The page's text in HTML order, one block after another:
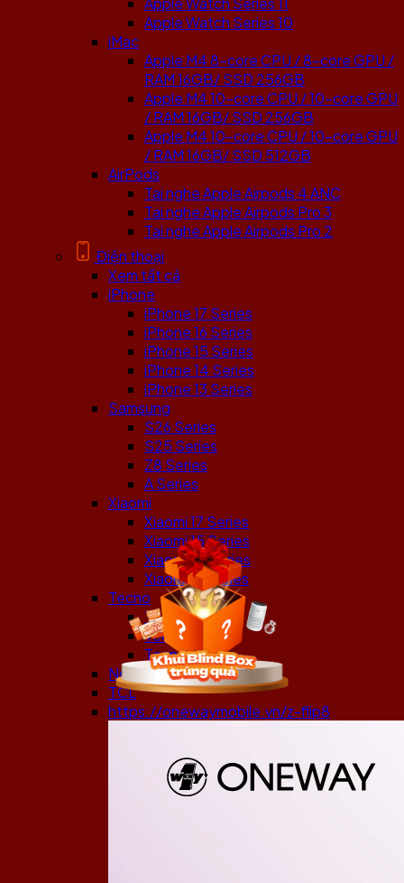
Apple Watch Series 10
iMac
Apple M4 8-core CPU / 8-core GPU /
RAM 16GB/ SSD 256GB
Apple M4 10-core CPU / 10-core GPU
/ RAM 16GB/ SSD 256GB
Apple M4 10-core CPU / 10-core GPU
/ RAM 16GB/ SSD 512GB
AirPods
Tai nghe Apple Airpods 4 ANC
Tai nghe Apple Airpods Pro 3
Tai nghe Apple Airpods Pro 2
Điện thoại
Xem tất cả
iPhone
iPhone 17 Series
iPhone 16 Series
iPhone 15 Series
iPhone 14 Series
iPhone 13 Series
Samsung
S26 Series
S25 Series
Z8 Series
A Series
Xiaomi
Xiaomi 17 Series
Xiaomi 15 Series
Xiaomi 14 Series
Xiaomi 13 Series
Tecno
Tecno Camon
Tecno Pova
Tecno Spark
Nokia
TCL
https://onewaymobile.vn/z-flip8